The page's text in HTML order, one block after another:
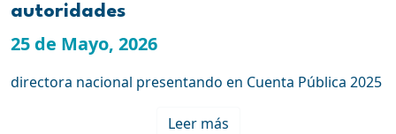
autoridades
25 de Mayo, 2026
directora nacional presentando en Cuenta Pública 2025
Leer más